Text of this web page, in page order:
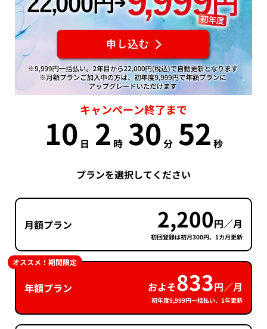
キャンペーン終了まで
10 日 2 時 30分 52 秒
プランを選択してください
月額プラン 2,200円／月
初回登録は初月300円、1カ月更新
年額プラン およそ833円／月
初年度9,999円一括払い、1年更新
オススメ！期間限定